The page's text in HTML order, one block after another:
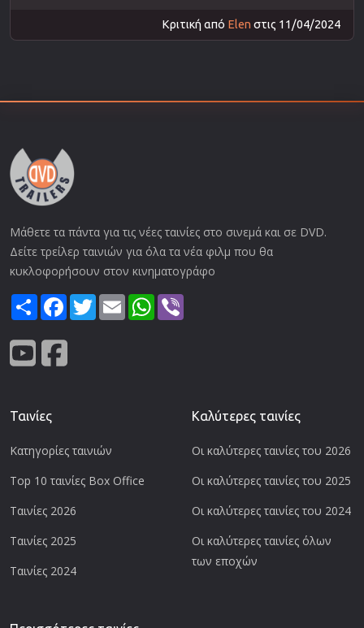
Κριτική από Εlen στις 11/04/2024
Μάθετε τα πάντα για τις νέες ταινίες στο σινεμά και σε DVD.
Δείτε τρείλερ ταινιών για όλα τα νέα φιλμ που θα
κυκλοφορήσουν στον κινηματογράφο
ShareFacebook
TwitterEmail WhatsApp
Ταινίες
Κατηγορίες ταινιών
Top 10 ταινίες Box Office
Ταινίες 2026
Ταινίες 2025
Ταινίες 2024
Καλύτερες ταινίες
Οι καλύτερες ταινίες του 2026
Οι καλύτερες ταινίες του 2025
Οι καλύτερες ταινίες του 2024
Οι καλύτερες ταινίες όλων
των εποχών